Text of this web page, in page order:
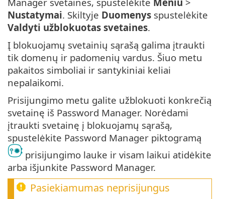
Nustatymai. Skiltyje Duomenys spustelėkite
Valdyti užblokuotas svetaines.
Į blokuojamų svetainių sąrašą galima įtraukti
tik domenų ir padomenių vardus. Šiuo metu
pakaitos simboliai ir santykiniai keliai
nepalaikomi.
Prisijungimo metu galite užblokuoti konkrečią
svetainę iš Password Manager. Norėdami
įtraukti svetainę į blokuojamų sąrašą,
spustelėkite Password Manager piktogramą
prisijungimo lauke ir visam laikui atidėkite
arba išjunkite Password Manager.
Pasiekiamumas neprisijungus